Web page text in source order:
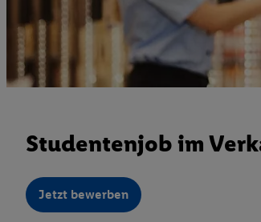
Studentenjob im
Jetzt bewerben